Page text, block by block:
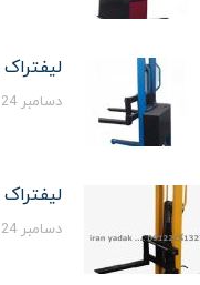
دسامبر 24, 2016
دسامبر 24, 2016